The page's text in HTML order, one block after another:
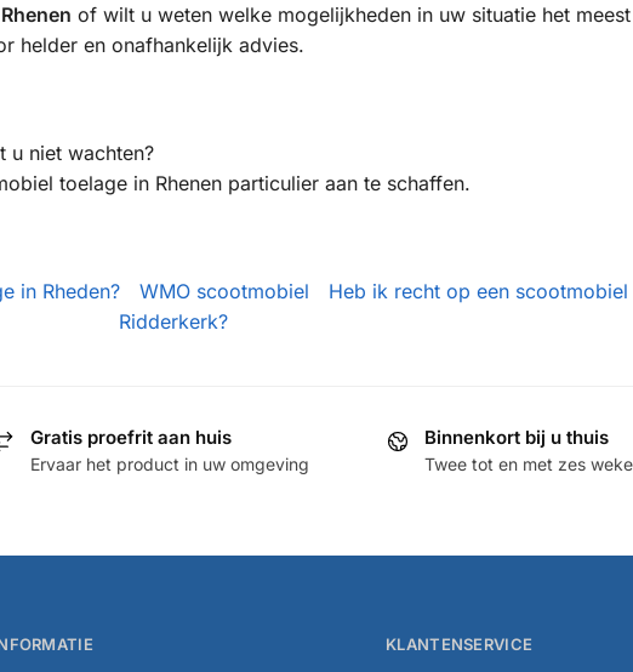
of wilt u weten welke mogelijkheden in uw situatie het
helder en onafhankelijk advies.
u niet wachten?
toelage in Rhenen particulier aan te schaffen.
in Rheden? WMO scootmobiel
Heb ik recht op een
Ridderkerk?
Gratis proefrit aan huis
Ervaar het product in uw omgeving
Binnenkort bij u thuis
Twee tot en met zes
KLANTENSERVICE